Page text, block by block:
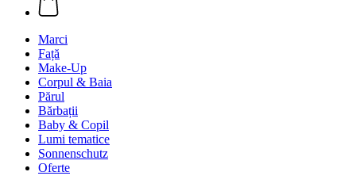
Marci
Față
Make-Up
Corpul & Baia
Părul
Bărbații
Baby & Copil
Lumi tematice
Sonnenschutz
Oferte